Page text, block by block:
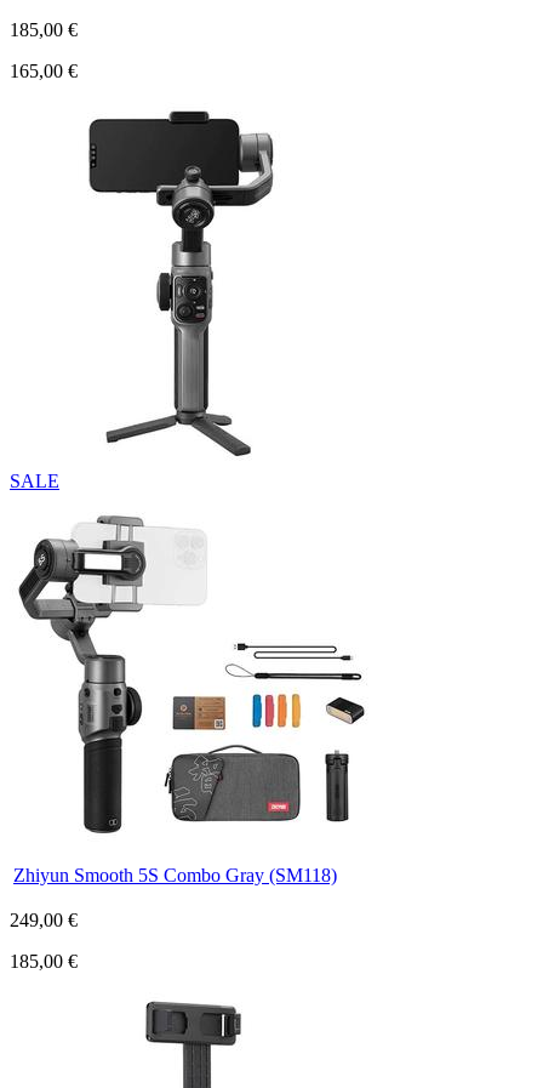
185,00 €
165,00 €
SALE
Zhiyun Smooth 5S Combo Gray (SM118)
249,00 €
185,00 €